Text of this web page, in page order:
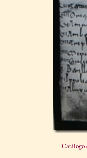
"Catálogo